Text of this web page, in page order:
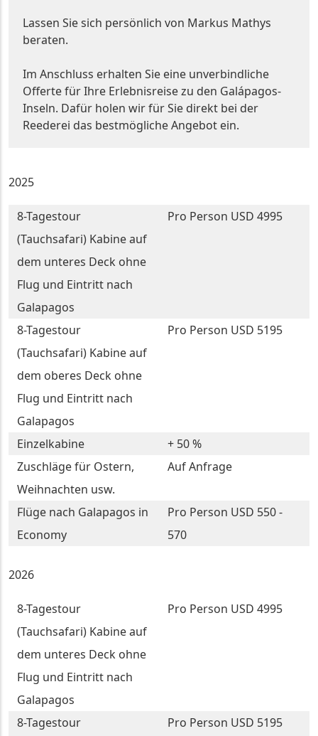
Lassen Sie sich persönlich von Markus Mathys
beraten.
Im Anschluss erhalten Sie eine unverbindliche
Offerte für Ihre Erlebnisreise zu den Galápagos-
Inseln. Dafür holen wir für Sie direkt bei der
Reederei das bestmögliche Angebot ein.
2025
8-Tagestour
(Tauchsafari) Kabine auf
dem unteres Deck ohne
Flug und Eintritt nach
Galapagos
Pro Person USD 4995
8-Tagestour
(Tauchsafari) Kabine auf
dem oberes Deck ohne
Flug und Eintritt nach
Galapagos
Pro Person USD 5195
Einzelkabine
+ 50 %
Zuschläge für Ostern,
Weihnachten usw.
Auf Anfrage
Flüge nach Galapagos in
Economy
Pro Person USD 550 -
570
2026
8-Tagestour
(Tauchsafari) Kabine auf
dem unteres Deck ohne
Flug und Eintritt nach
Galapagos
Pro Person USD 4995
8-Tagestour
Pro Person USD 5195